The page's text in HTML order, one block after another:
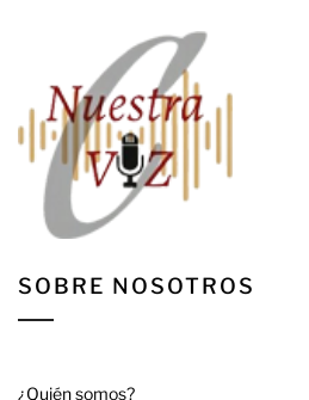
SOBRE NOSOTROS
¿Quién somos?